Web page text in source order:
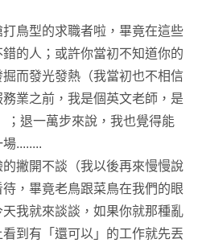
鳥型的求職者啦，畢竟在這些
的人；或許你當初不知道你的
而發光發熱（我當初也不相信
業之前，我是個英文老師，是
；退一萬步來說，我也覺得能
........
撇開不談（我以後再來慢慢說
，畢竟老鳥跟菜鳥在我們的眼
我就來談談，如果你就那種亂
到有「還可以」的工作就先丟